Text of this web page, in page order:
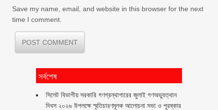
Save my name, email, and website in this browser for the next
time I comment.
সর্বশেষ
সিলেট বিভাগীয় সরকারি গণগ্রন্থাগারের জুলাই গণঅভ্যুত্থান
দিবস ২০২৬ উপলক্ষে স্মৃতিচারণমূলক আলোচনা সভা ও পুরষ্কার